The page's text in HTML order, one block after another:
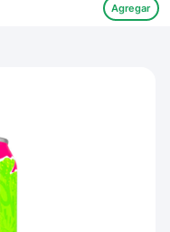
Agregar